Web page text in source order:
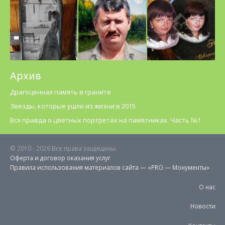
Архив
Драгоценная память в граните
Звёзды, которые ушли из жизни в 2015
Вся правда о цветных портретах на памятниках. Часть №1
© 2010 - 2026 Все права защищены.
Оферта и договор оказания услуг
Правила использования материалов cайта — «PRO — Монументы»
О нас
Новости